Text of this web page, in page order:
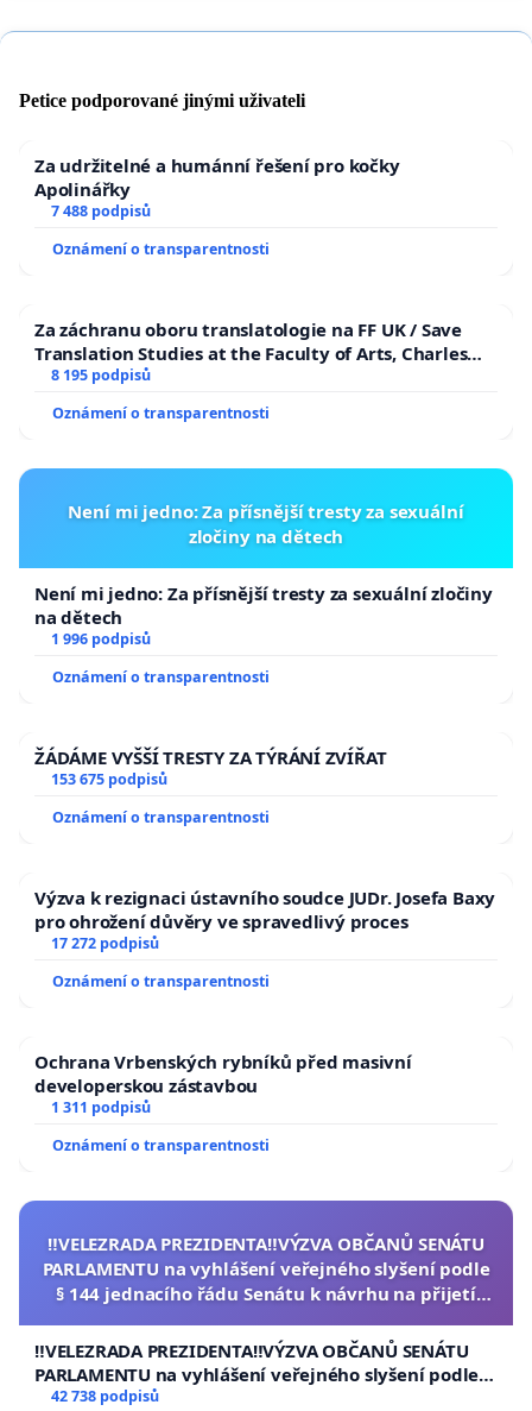
Petice podporované jinými uživateli
Za udržitelné a humánní řešení pro kočky
Apolinářky
7 488 podpisů
Oznámení o transparentnosti
Za záchranu oboru translatologie na FF UK / Save
Translation Studies at the Faculty of Arts, Charles
University
8 195 podpisů
Oznámení o transparentnosti
Není mi jedno: Za přísnější tresty za sexuální
zločiny na dětech
Není mi jedno: Za přísnější tresty za sexuální zločiny
na dětech
1 996 podpisů
Oznámení o transparentnosti
ŽÁDÁME VYŠŠÍ TRESTY ZA TÝRÁNÍ ZVÍŘAT
153 675 podpisů
Oznámení o transparentnosti
Výzva k rezignaci ústavního soudce JUDr. Josefa Baxy
pro ohrožení důvěry ve spravedlivý proces
17 272 podpisů
Oznámení o transparentnosti
Ochrana Vrbenských rybníků před masivní
developerskou zástavbou
1 311 podpisů
Oznámení o transparentnosti
‼️VELEZRADA PREZIDENTA‼️VÝZVA OBČANŮ SENÁTU
PARLAMENTU na vyhlášení veřejného slyšení podle
§ 144 jednacího řádu Senátu k návrhu na přijetí
republiky
‼️VELEZRADA PREZIDENTA‼️VÝZVA OBČANŮ SENÁTU
PARLAMENTU na vyhlášení veřejného slyšení podle §
144 jednacího řádu Senátu k návrhu na přijetí
42 738 podpisů